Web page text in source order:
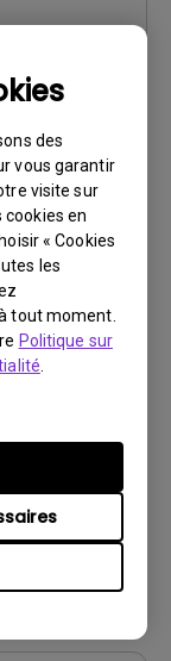
des
vous garantir
visite sur
en
« Cookies
les
tout moment.
Politique sur